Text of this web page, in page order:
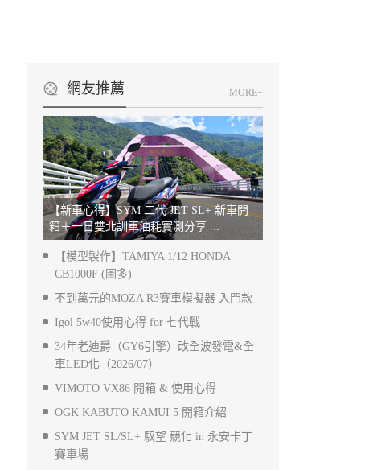
網友推薦 MORE+
【新車心得】SYM 二代 JET SL+ 新車開
箱＋一日雙北訓車油耗實測分享 ...
【模型製作】TAMIYA 1/12 HONDA
CB1000F (圖多)
不到萬元的MOZA R3賽車模擬器 入門款
Igol 5w40使用心得 for 七代戰
34年老迪爵（GY6引擎）改全波發電&全
車LED化（2026/07）
VIMOTO VX86 開箱 & 使用心得
OGK KABUTO KAMUI 5 開箱介紹
SYM JET SL/SL+ 馭望 競化 in 永安卡丁
賽車場